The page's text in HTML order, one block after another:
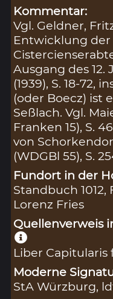
Kommentar:
Vgl. Geldner,
Entwicklung
Ausgang des 12.
(1939), S. 18-72,
(oder Boecz) ist
Seßlach. Vgl.
Franken 15), S.
von
(WDGBl 55), S.
Fundort in der
Standbuch 1012,
Lorenz Fries
Quellenverweis
Liber Capitularis
Moderne
StA Würzburg,